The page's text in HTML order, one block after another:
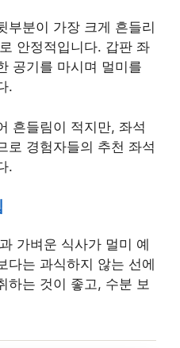
부분이 가장 크게 흔들리
안정적입니다. 갑판 좌
공기를 마시며 멀미를
.
흔들림이 적지만, 좌석
로 경험자들의 추천 좌석
.
가벼운 식사가 멀미 예
다는 과식하지 않는 선에
하는 것이 좋고, 수분 보